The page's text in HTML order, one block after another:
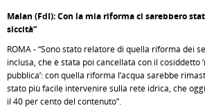
Malan (FdI): Con la mia riforma ci sarebbero
siccità”
ROMA - “Sono stato relatore di quella riforma dei
inclusa, che è stata poi cancellata con il cosiddetto
pubblica’: con quella riforma l’acqua sarebbe
stato più facile intervenire sulla rete idrica, che
il 40 per cento del contenuto”.